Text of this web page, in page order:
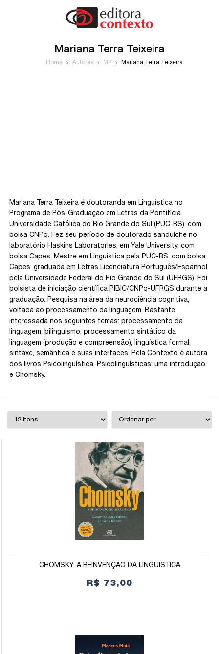
Mariana Terra Teixeira
Home Autores M2 Mariana Terra Teixeira
Mariana Terra Teixeira é doutoranda em Linguística no
Programa de Pós-Graduação em Letras da Pontifícia
Universidade Católica do Rio Grande do Sul (PUC-RS), com
bolsa CNPq. Fez seu período de doutorado sanduíche no
laboratório Haskins Laboratories, em Yale University, com
bolsa Capes. Mestre em Linguística pela PUC-RS, com bolsa
Capes, graduada em Letras Licenciatura Português/Espanhol
pela Universidade Federal do Rio Grande do Sul (UFRGS). Foi
bolsista de iniciação científica PIBIC/CNPq-UFRGS durante a
graduação. Pesquisa na área da neurociência cognitiva,
voltada ao processamento da linguagem. Bastante
interessada nos seguintes temas: processamento da
linguagem, bilinguismo, processamento sintático da
linguagem (produção e compreensão), linguística formal,
sintaxe, semântica e suas interfaces. Pela Contexto é autora
dos livros Psicolinguística, Psicolinguísticas: uma introdução
e Chomsky.
CHOMSKY: A REINVENÇÃO DA LINGUÍSTICA
R$ 73,00